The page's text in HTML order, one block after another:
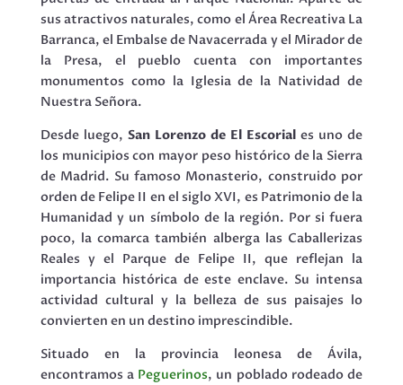
sus atractivos naturales, como el Área Recreativa La
Barranca, el Embalse de Navacerrada y el Mirador de
la Presa, el pueblo cuenta con importantes
monumentos como la Iglesia de la Natividad de
Nuestra Señora.
Desde luego, San Lorenzo de El Escorial es uno de
los municipios con mayor peso histórico de la Sierra
de Madrid. Su famoso Monasterio, construido por
orden de Felipe II en el siglo XVI, es Patrimonio de la
Humanidad y un símbolo de la región. Por si fuera
poco, la comarca también alberga las Caballerizas
Reales y el Parque de Felipe II, que reflejan la
importancia histórica de este enclave. Su intensa
actividad cultural y la belleza de sus paisajes lo
convierten en un destino imprescindible.
Situado en la provincia leonesa de Ávila,
encontramos a Peguerinos, un poblado rodeado de